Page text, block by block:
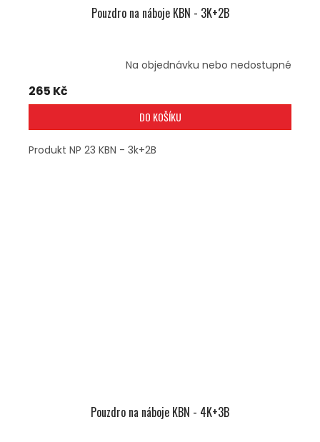
Pouzdro na náboje KBN - 3K+2B
Na objednávku nebo nedostupné
265 Kč
DO KOŠÍKU
Produkt NP 23 KBN - 3k+2B
Pouzdro na náboje KBN - 4K+3B